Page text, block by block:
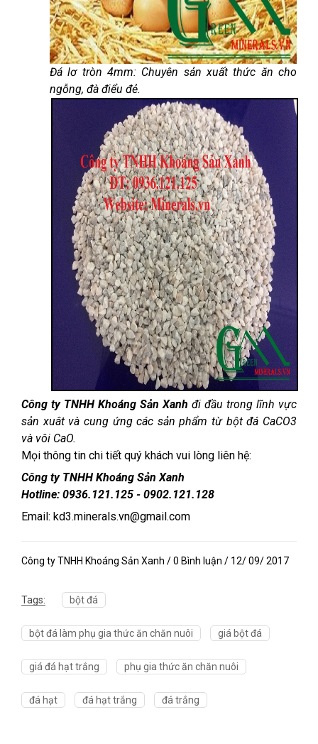
Đá lơ tròn 4mm: Chuyên sản xuất thức ăn cho
ngỗng, đà điểu đẻ.
Công ty TNHH Khoáng Sản Xanh đi đầu trong lĩnh vực
sản xuât và cung ứng các sản phẩm từ bột đá CaCO3
và vôi CaO.
Mọi thông tin chi tiết quý khách vui lòng liên hệ:
Công ty TNHH Khoáng Sản Xanh
Hotline: 0936.121.125 - 0902.121.128
Email: kd3.minerals.vn@gmail.com
Công ty TNHH Khoáng Sản Xanh / 0 Bình luận / 12/ 09/ 2017
Tags: bột đá
bột đá làm phụ gia thức ăn chăn nuôi giá bột đá
giá đá hạt trắng phụ gia thức ăn chăn nuôi
đá hạt đá hạt trắng đá trắng